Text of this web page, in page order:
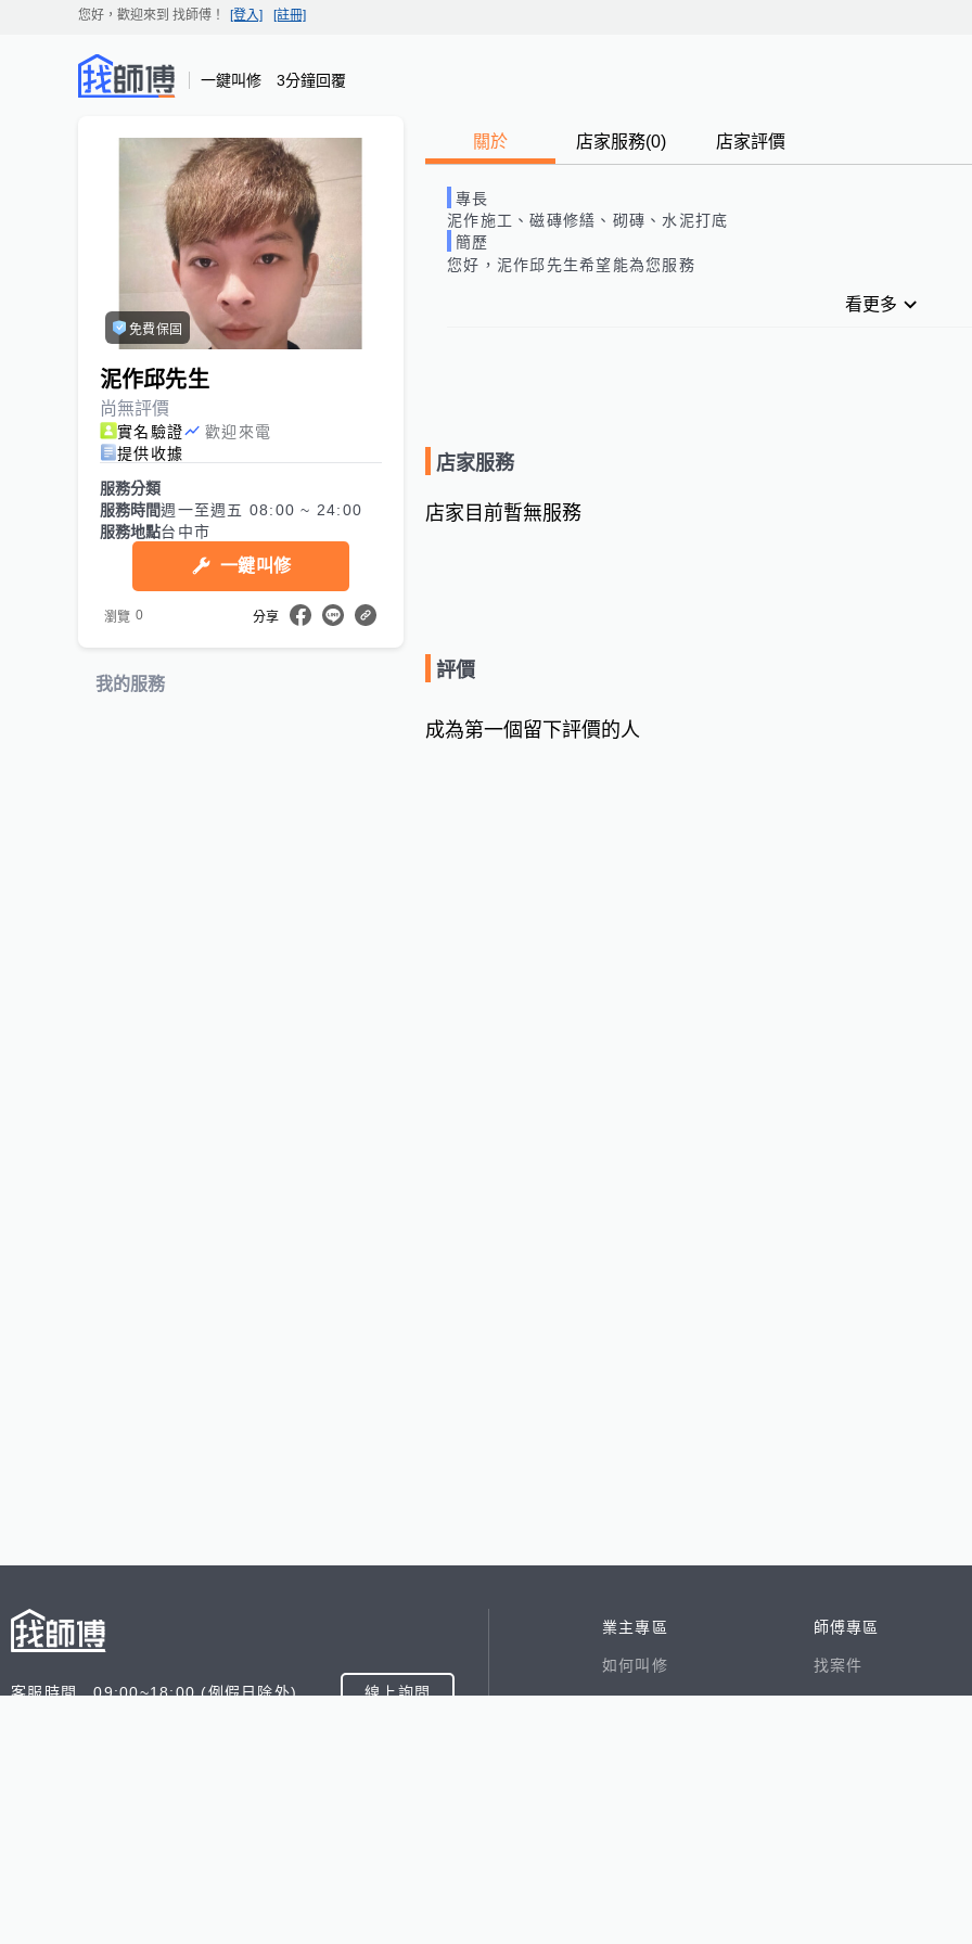
您好，歡迎來到 找師傅 ！ [登入] [註冊]
一鍵叫修 3分鐘回覆
免費保固
泥作邱先生
尚無評價
實名驗證
歡迎來電
提供收據
服務分類
服務時間週一至週五 08:00 ~ 24:00
服務地點台中市
一鍵叫修
瀏覽 0 分享
我的服務
關於 店家服務(0) 店家評價
專長
泥作施工、磁磚修繕、砌磚、水泥打底
簡歷
您好，泥作邱先生希望能為您服務
看更多
店家服務
店家目前暫無服務
評價
成為第一個留下評價的人
客服時間 09:00~18:00 (例假日除外) 線上詢問
業主專區
如何叫修
師傅專區
找案件